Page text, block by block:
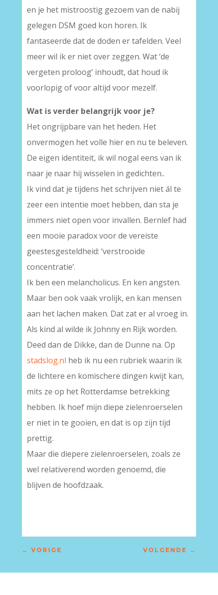
en je het mistroostig gezoem van de nabij
gelegen DSM goed kon horen. Ik
fantaseerde dat de doden er tafelden. Veel
meer wil ik er niet over zeggen. Wat ‘de
vergeten proloog’ inhoudt, dat houd ik
voorlopig of voor altijd voor mezelf.
Wat is verder belangrijk voor je?
Het ongrijpbare van het heden. Het
onvermogen het volle hier en nu te beleven.
De eigen identiteit, ik wil nogal eens van ik
naar je naar hij wisselen in gedichten..
Ik vind dat je tijdens het schrijven niet ál te
zeer een intentie moet hebben, dan sta je
immers niet open voor invallen. Bernlef had
een mooie paradox voor de vereiste
geestesgesteldheid: ‘verstrooide
concentratie’.
Ik ben een melancholicus. En ken angsten.
Maar ben ook vaak vrolijk, en kan mensen
aan het lachen maken. Dat zat er al vroeg in.
Als kind al wilde ik Johnny en Rijk worden.
Deed dan de Dikke, dan de Dunne na. Op
stadslog.nl heb ik nu een rubriek waarin ik
de lichtere en komischere dingen kwijt kan,
mits ze op het Rotterdamse betrekking
hebben. Ik hoef mijn diepe zielenroerselen
er niet in te gooien, en dat is op zijn tijd
prettig.
Maar die diepere zielenroerselen, zoals ze
wel relativerend worden genoemd, die
blijven de hoofdzaak.
← VORIGE VOLGENDE →